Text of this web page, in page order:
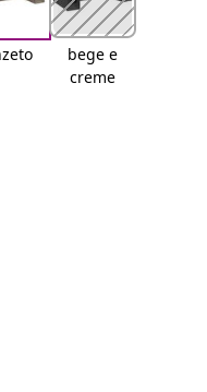
bege e
creme